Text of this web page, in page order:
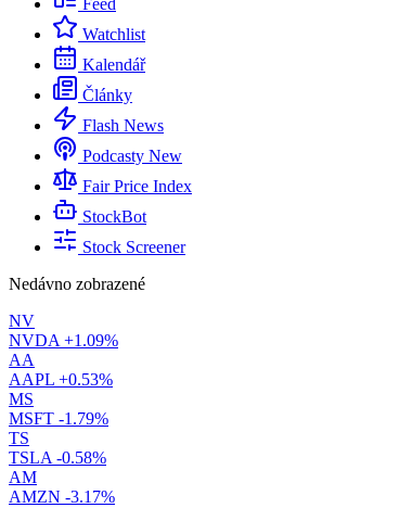
Feed
Watchlist
Kalendář
Články
Flash News
Podcasty New
Fair Price Index
StockBot
Stock Screener
Nedávno zobrazené
NV
NVDA +1.09%
AA
AAPL +0.53%
MS
MSFT -1.79%
TS
TSLA -0.58%
AM
AMZN -3.17%